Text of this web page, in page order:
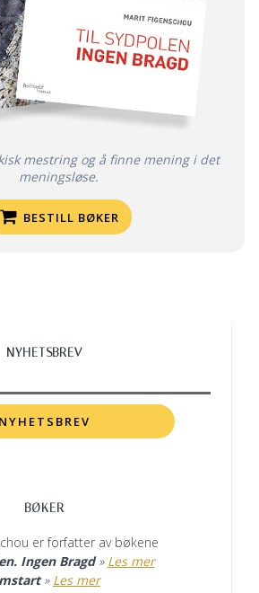
mestring og å finne mening i det
meningsløse.
BESTILL BØKER
NYHETSBREV
BØKER
er forfatter av bøkene
Ingen Bragd» Les mer
» Les mer